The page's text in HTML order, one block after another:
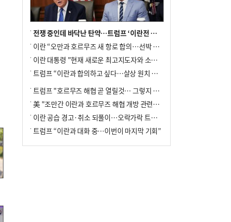
전쟁 중인데 바닥난 탄약…트럼프 ‘이란전 무기고갈’ 국방장관 질책
이란 “오만과 호르무즈 새 항로 합의…선박 안전은 보장 못해”
이란 대통령 "현재 새로운 최고지도자와 소통 어려운 상황"
트럼프 “이란과 합의하고 싶다…살상 원치 않아”
트럼프 "호르무즈 해협 곧 열릴것… 그렇지 않으면 이란에 강력 공격"
美 "조만간 이란과 호르무즈 해협 개방 관련된 합의 이뤄질 것"
이란 공습 경고·취소 되풀이…오락가락 트럼프 비꼰 ‘타코’
트럼프 “이란과 대화 중…이번이 마지막 기회”